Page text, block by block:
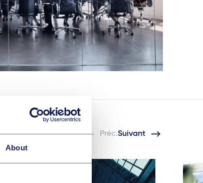
About
Préc.Suivant